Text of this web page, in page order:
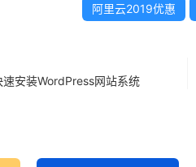
阿里云2019优惠
安装WordPress网站系统